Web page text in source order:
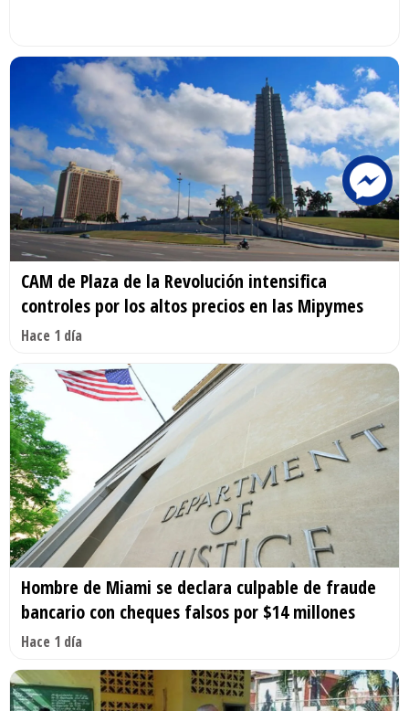
CAM de Plaza de la Revolución intensifica
controles por los altos precios en las Mipymes
Hace 1 día
Hombre de Miami se declara culpable de fraude
bancario con cheques falsos por $14 millones
Hace 1 día